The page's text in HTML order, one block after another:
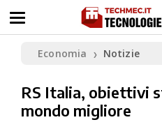
Economia ❯ Notizie
RS Italia, obiettivi
mondo migliore